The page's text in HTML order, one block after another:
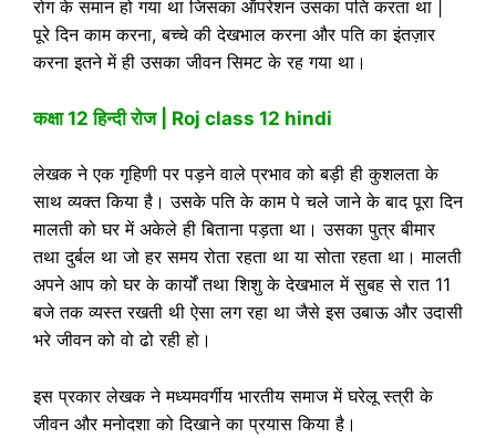
रोग के समान हो गया था जिसका ऑपरेशन उसका पति करता था |
पूरे दिन काम करना, बच्चे की देखभाल करना और पति का इंतज़ार
करना इतने में ही उसका जीवन सिमट के रह गया था ।
कक्षा 12 हिन्‍दी रोज | Roj class 12 hindi
लेखक ने एक गृहिणी पर पड़ने वाले प्रभाव को बड़ी ही कुशलता के
साथ व्यक्त किया है। उसके पति के काम पे चले जाने के बाद पूरा दिन
मालती को घर में अकेले ही बिताना पड़ता था । उसका पुत्र बीमार
तथा दुर्बल था जो हर समय रोता रहता था या सोता रहता था ।मालती
अपने आप को घर के कार्यों तथा शिशु के देखभाल में सुबह से रात 11
बजे तक व्यस्त रखती थी ऐसा लग रहा था जैसे इस उबाऊ और उदासी
भरे जीवन को वो ढो रही हो ।
इस प्रकार लेखक ने मध्यमवर्गीय भारतीय समाज में घरेलू स्त्री के
जीवन और मनोदशा को दिखाने का प्रयास किया है ।